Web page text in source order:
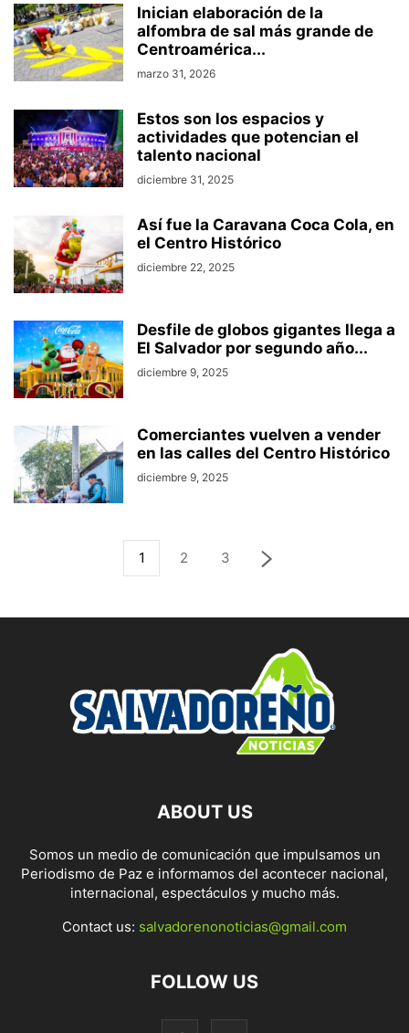
Inician elaboración de la
alfombra de sal más grande de
Centroamérica...
marzo 31, 2026
Estos son los espacios y
actividades que potencian el
talento nacional
diciembre 31, 2025
Así fue la Caravana Coca Cola, en
el Centro Histórico
diciembre 22, 2025
Desfile de globos gigantes llega a
El Salvador por segundo año...
diciembre 9, 2025
Comerciantes vuelven a vender
en las calles del Centro Histórico
diciembre 9, 2025
1 2 3
ABOUT US
Somos un medio de comunicación que impulsamos un
Periodismo de Paz e informamos del acontecer nacional,
internacional, espectáculos y mucho más.
Contact us: salvadorenonoticias@gmail.com
FOLLOW US